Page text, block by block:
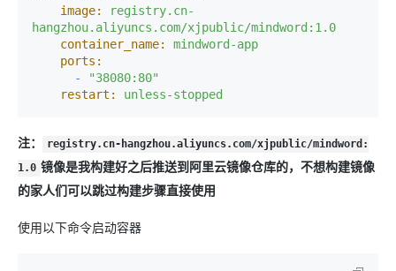
image:
registry.cn-
hangzhou.aliyuncs.com/xjpublic/mindword:1.0
container_name:
mindword-app
ports:
-
"38080:80"
restart:
unless-stopped
注：
registry.cn-hangzhou.aliyuncs.com/xjpublic/mindword:
1.0 镜像是我构建好之后推送到阿里云镜像仓库的，不想构建镜像
的家人们可以跳过构建步骤直接使用
使用以下命令启动容器